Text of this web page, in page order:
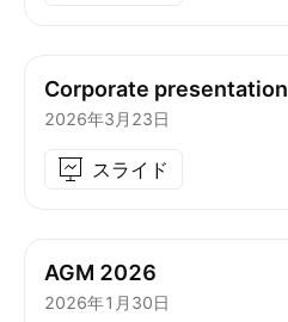
Corporate presentation
2026年3月23日
スライド
AGM 2026
2026年1月30日